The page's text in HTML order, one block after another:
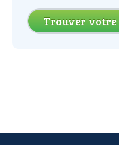
Trouver votre